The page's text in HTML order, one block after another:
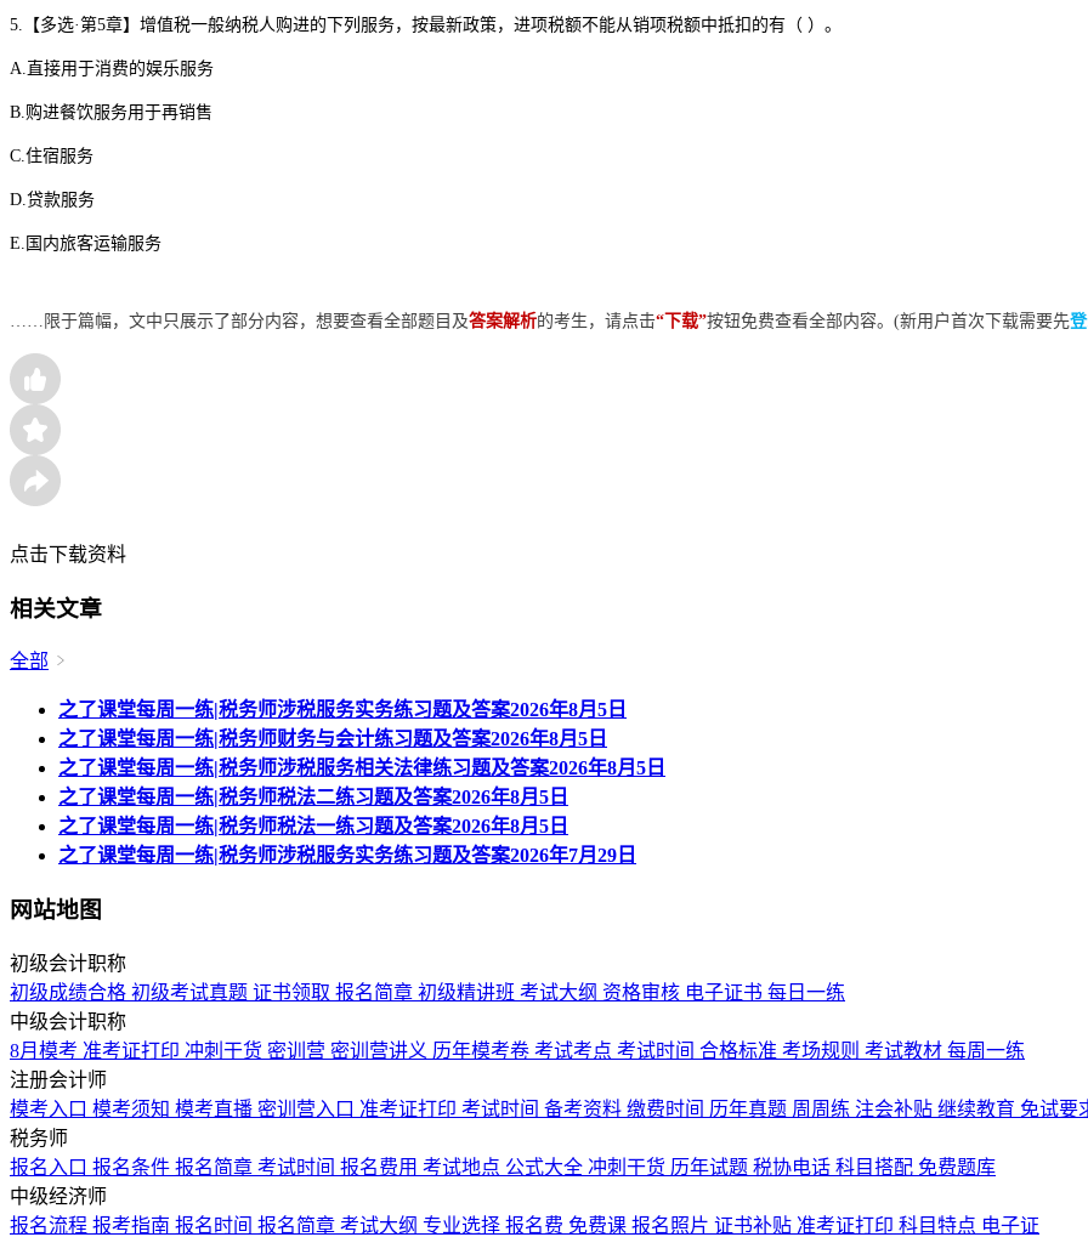
5. 【多选·第5章】增值税一般纳税人购进的下列服务，按最新政策，进项税额不能从销项税额中抵扣的有（ ）。
A.直接用于消费的娱乐服务
B.购进餐饮服务用于再销售
C.住宿服务
D.贷款服务
E.国内旅客运输服务
……限于篇幅，文中只展示了部分内容， 想要查看全部题目及答案解析的考生，请点击“下载”按钮免费查看全部内容。(新用户首次下载需要先
点击下载资料
相关文章
全部
之了课堂每周一练|税务师涉税服务实务练习题及答案2026年8月5日
之了课堂每周一练|税务师财务与会计练习题及答案2026年8月5日
之了课堂每周一练|税务师涉税服务相关法律练习题及答案2026年8月5日
之了课堂每周一练|税务师税法二练习题及答案2026年8月5日
之了课堂每周一练|税务师税法一练习题及答案2026年8月5日
之了课堂每周一练|税务师涉税服务实务练习题及答案2026年7月29日
网站地图
初级会计职称
初级成绩合格 初级考试真题 证书领取 报名简章 初级精讲班 考试大纲 资格审核 电子证书 每日一练
中级会计职称
8月模考 准考证打印 冲刺干货 密训营 密训营讲义 历年模考卷 考试考点 考试时间 合格标准 考场规则 考试教材 每周一练
注册会计师
模考入口 模考须知 模考直播 密训营入口 准考证打印 考试时间 备考资料 缴费时间 历年真题 周周练 注会补贴 继续教育 免试要
税务师
报名入口 报名条件 报名简章 考试时间 报名费用 考试地点 公式大全 冲刺干货 历年试题 税协电话 科目搭配 免费题库
中级经济师
报名流程 报考指南 报名时间 报名简章 考试大纲 专业选择 报名费 免费课 报名照片 证书补贴 准考证打印 科目特点 电子证